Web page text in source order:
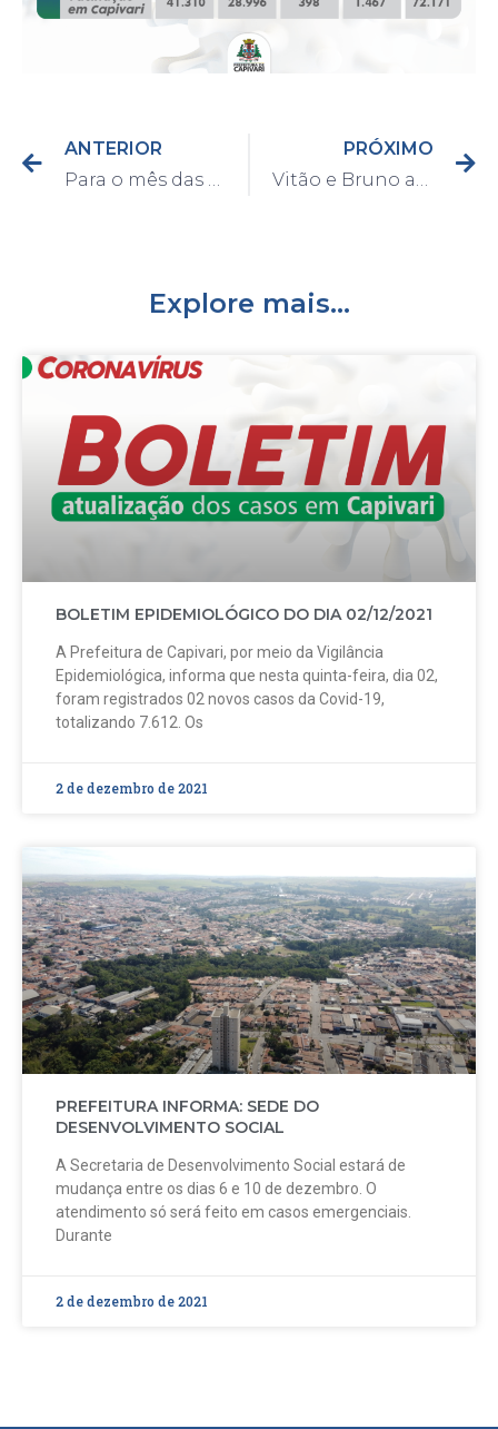
ANTERIOR
Para o mês das crianças, Prefeitura anuncia a criação do projeto “Domingos de Lazer”
PRÓXIMO
Vitão e Bruno anunciam investimento de R$100 mil em pavimentação com bloquetes na avenida Dr. José P. de Carvalho Júnior
Explore mais...
BOLETIM EPIDEMIOLÓGICO DO DIA 02/12/2021
A Prefeitura de Capivari, por meio da Vigilância
Epidemiológica, informa que nesta quinta-feira, dia 02,
foram registrados 02 novos casos da Covid-19,
totalizando 7.612. Os
2 de dezembro de 2021
PREFEITURA INFORMA: SEDE DO
DESENVOLVIMENTO SOCIAL
A Secretaria de Desenvolvimento Social estará de
mudança entre os dias 6 e 10 de dezembro. O
atendimento só será feito em casos emergenciais.
Durante
2 de dezembro de 2021